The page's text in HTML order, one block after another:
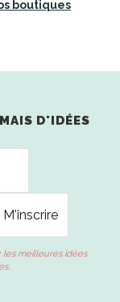
boutiques
D'IDÉES
meilleures idées